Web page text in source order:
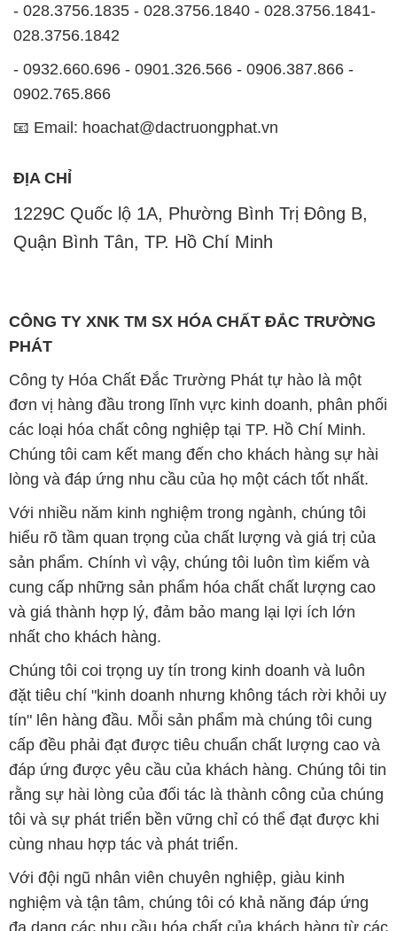
- 028.3756.1835 - 028.3756.1840 - 028.3756.1841-
028.3756.1842
- 0932.660.696 - 0901.326.566 - 0906.387.866 -
0902.765.866
📧 Email: hoachat@dactruongphat.vn
ĐỊA CHỈ
1229C Quốc lộ 1A, Phường Bình Trị Đông B,
Quận Bình Tân, TP. Hồ Chí Minh
CÔNG TY XNK TM SX HÓA CHẤT ĐẮC TRƯỜNG
PHÁT
Công ty Hóa Chất Đắc Trường Phát tự hào là một
đơn vị hàng đầu trong lĩnh vực kinh doanh, phân phối
các loại hóa chất công nghiệp tại TP. Hồ Chí Minh.
Chúng tôi cam kết mang đến cho khách hàng sự hài
lòng và đáp ứng nhu cầu của họ một cách tốt nhất.
Với nhiều năm kinh nghiệm trong ngành, chúng tôi
hiểu rõ tầm quan trọng của chất lượng và giá trị của
sản phẩm. Chính vì vậy, chúng tôi luôn tìm kiếm và
cung cấp những sản phẩm hóa chất chất lượng cao
và giá thành hợp lý, đảm bảo mang lại lợi ích lớn
nhất cho khách hàng.
Chúng tôi coi trọng uy tín trong kinh doanh và luôn
đặt tiêu chí "kinh doanh nhưng không tách rời khỏi uy
tín" lên hàng đầu. Mỗi sản phẩm mà chúng tôi cung
cấp đều phải đạt được tiêu chuẩn chất lượng cao và
đáp ứng được yêu cầu của khách hàng. Chúng tôi tin
rằng sự hài lòng của đối tác là thành công của chúng
tôi và sự phát triển bền vững chỉ có thể đạt được khi
cùng nhau hợp tác và phát triển.
Với đội ngũ nhân viên chuyên nghiệp, giàu kinh
nghiệm và tận tâm, chúng tôi có khả năng đáp ứng